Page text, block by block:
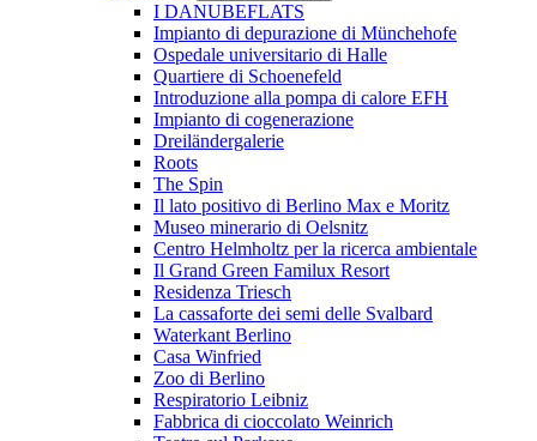
I DANUBEFLATS
Impianto di depurazione di Münchehofe
Ospedale universitario di Halle
Quartiere di Schoenefeld
Introduzione alla pompa di calore EFH
Impianto di cogenerazione
Dreiländergalerie
Roots
The Spin
Il lato positivo di Berlino Max e Moritz
Museo minerario di Oelsnitz
Centro Helmholtz per la ricerca ambientale
Il Grand Green Familux Resort
Residenza Triesch
La cassaforte dei semi delle Svalbard
Waterkant Berlino
Casa Winfried
Zoo di Berlino
Respiratorio Leibniz
Fabbrica di cioccolato Weinrich